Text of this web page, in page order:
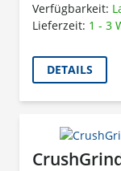
Verfügbarkeit:
Lieferzeit: 1 - 3
DETAILS